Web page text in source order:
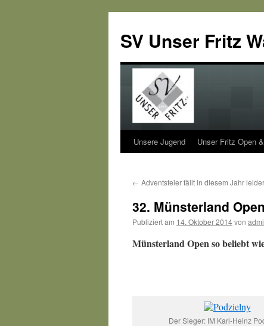
SV Unser Fritz
Zum
springen
Unsere Jugend Unser Fritz Open
← Adventsfeier fällt in diesem Jahr
32. Münsterland
Publiziert am 14. Oktober 2014von
Münsterland Open so beliebt
Der Sieger: IM Karl-Heinz